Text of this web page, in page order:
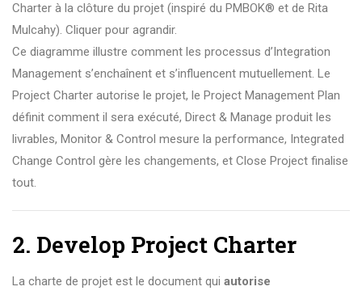
Charter à la clôture du projet (inspiré du PMBOK® et de Rita
Mulcahy). Cliquer pour agrandir.
Ce diagramme illustre comment les processus d’Integration
Management s’enchaînent et s’influencent mutuellement. Le
Project Charter autorise le projet, le Project Management Plan
définit comment il sera exécuté, Direct & Manage produit les
livrables, Monitor & Control mesure la performance, Integrated
Change Control gère les changements, et Close Project finalise
tout.
2. Develop Project Charter
La charte de projet est le document qui autorise